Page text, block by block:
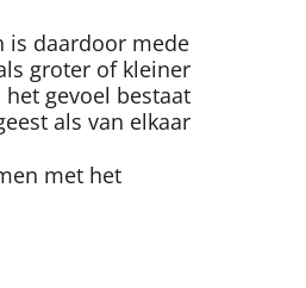
is daardoor mede
groter of kleiner
gevoel bestaat
als van elkaar
met het